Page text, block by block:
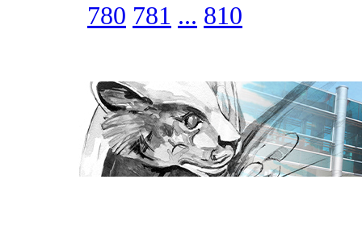
780 781 ... 810